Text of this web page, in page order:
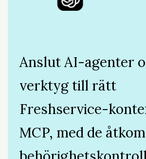
Anslut AI-agenter
verktyg till rätt
Freshservice-
MCP, med de